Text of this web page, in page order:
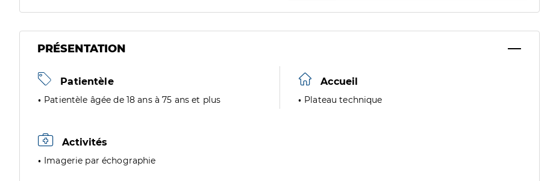
PRÉSENTATION
Patientèle
Patientèle âgée de 18 ans à 75 ans et plus
Accueil
Plateau technique
Activités
Imagerie par échographie